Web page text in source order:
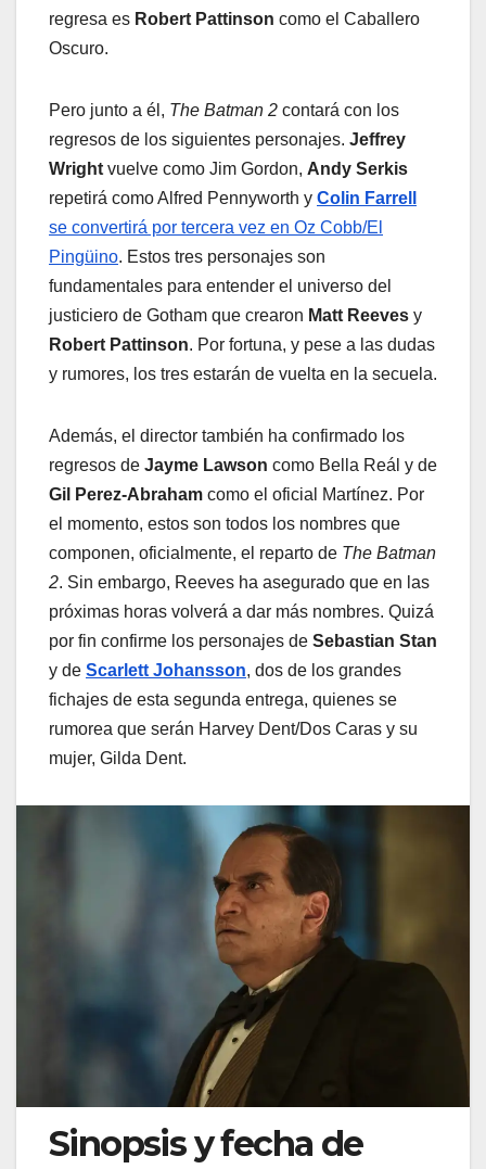
regresa es Robert Pattinson como el Caballero
Oscuro.
Pero junto a él, The Batman 2 contará con los
regresos de los siguientes personajes. Jeffrey
Wright vuelve como Jim Gordon, Andy Serkis
repetirá como Alfred Pennyworth y Colin Farrell
se convertirá por tercera vez en Oz Cobb/El
Pingüino. Estos tres personajes son
fundamentales para entender el universo del
justiciero de Gotham que crearon Matt Reeves y
Robert Pattinson. Por fortuna, y pese a las dudas
y rumores, los tres estarán de vuelta en la secuela.
Además, el director también ha confirmado los
regresos de Jayme Lawson como Bella Reál y de
Gil Perez-Abraham como el oficial Martínez. Por
el momento, estos son todos los nombres que
componen, oficialmente, el reparto de The Batman
2. Sin embargo, Reeves ha asegurado que en las
próximas horas volverá a dar más nombres. Quizá
por fin confirme los personajes de Sebastian Stan
y de Scarlett Johansson, dos de los grandes
fichajes de esta segunda entrega, quienes se
rumorea que serán Harvey Dent/Dos Caras y su
mujer, Gilda Dent.
Sinopsis y fecha de